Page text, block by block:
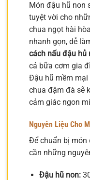
Món đậu hũ non
tuyệt vời cho
chua ngọt hài
nhanh gọn, dễ
cách nấu đậu hủ
cả bữa cơm gia
Đậu hũ mềm mại
chua đậm đà sẽ
cảm giác ngon
Nguyên Liệu Cho
Để chuẩn bị món
cần những
Đậu hũ non: